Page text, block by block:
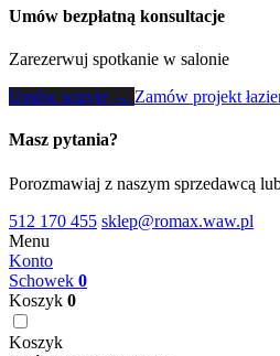
Umów bezpłatną konsultacje
Zarezerwuj spotkanie w salonie
Umów wizytę → Zamów projekt
Masz pytania?
Porozmawiaj z naszym sprzedawcą
512 170 455 sklep@romax.waw.pl
Menu
Konto
Schowek 0
Koszyk 0
Koszyk